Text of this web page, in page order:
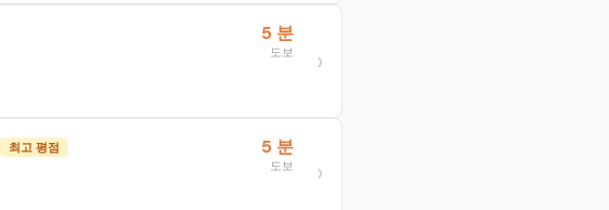
5 분
도보
최고 평점 5 분
도보